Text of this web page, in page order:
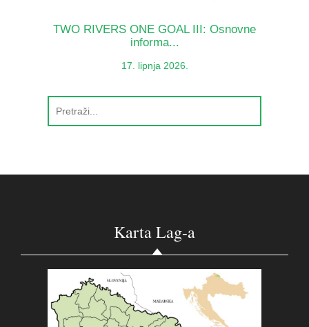
TWO RIVERS ONE GOAL III: Osnovne
informa...
17. lipnja 2026.
Karta Lag-a